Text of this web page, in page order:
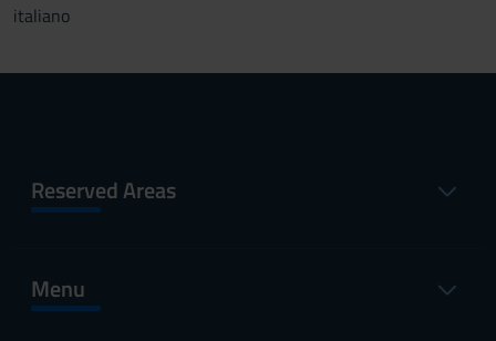
italiano
Reserved Areas
Menu